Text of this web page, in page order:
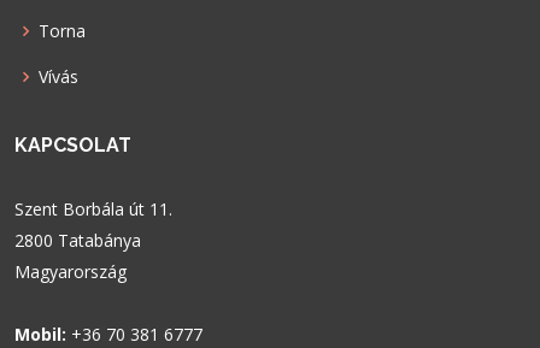
Torna
Vívás
KAPCSOLAT
Szent Borbála út 11.
2800 Tatabánya
Magyarország
Mobil: +36 70 381 6777